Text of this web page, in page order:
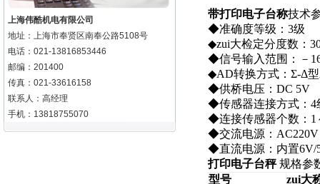
上海伟酷机电有限公司
地址：上海市奉贤区南奉公路5108号
电话：021-13816853446
邮编：201400
传真：021-33616158
联系人：高经理
手机：13818755070
带打印电子台称技术
◆准确度等级：3级
◆zui大检定分度数：
◆信号输入范围：－
◆AD转换方式：Σ-Δ
◆供桥电压：DC 5V
◆传感器连接方式：4
◆连接传感器个数：1
◆交流电源：AC220V
◆直流电源：内置6V/
打印电子台秤规格参
型号
zui大